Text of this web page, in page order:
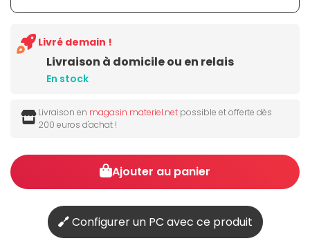
Livraison à domicile ou en relais
En stock
Livré demain !
Livraison en magasin materiel.net possible et offerte dès
200 euros d'achat !
Ajouter au panier
Configurer un PC avec ce produit